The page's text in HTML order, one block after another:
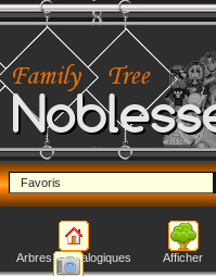
Favoris
Arbres généalogiques Afficher